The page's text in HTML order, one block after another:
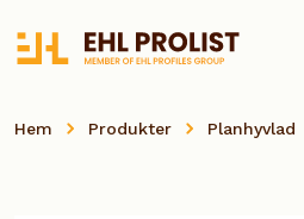
Hem Produkter Planhyvlad